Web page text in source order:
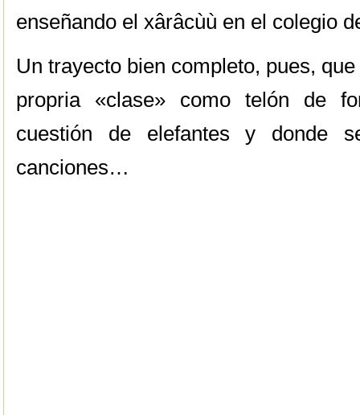
enseñando el xârâcùù en el colegio
Un trayecto bien completo, pues,
propria «clase» como telón de
cuestión de elefantes y donde
canciones…